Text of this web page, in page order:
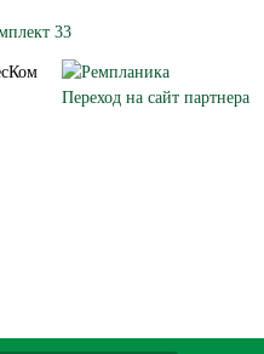
Переход на сайт партнера